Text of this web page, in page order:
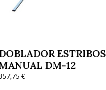
ESTRIBOS
DM-12
€